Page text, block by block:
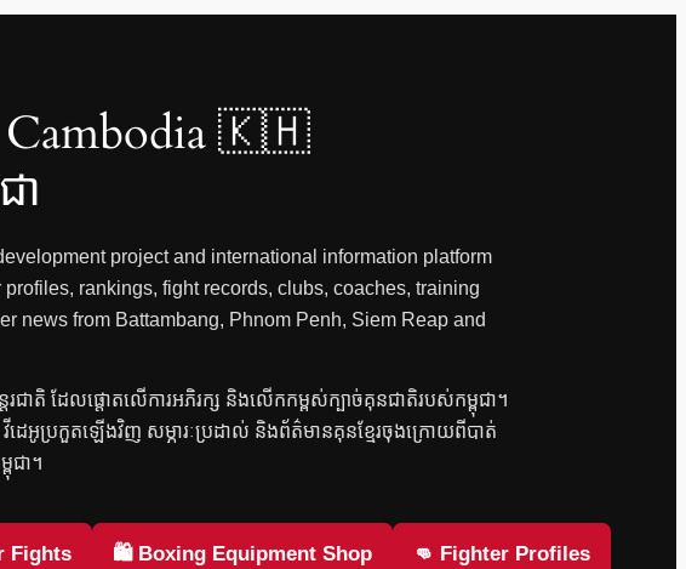
Cambodia 🇰🇭
ា
project and international information platform
rankings, fight records, clubs, coaches, training
news from Battambang, Phnom Penh, Siem Reap and
តរជាតិ ដែលផ្តោតលើការអភិរក្ស និងលើកកម្ពស់ក្បាច់គុនជាតិរបស់កម្ពុជា។
វីដេអូប្រកួតឡើងវិញ សម្ភារៈប្រដាល់ និងព័ត៌មានគុនខ្មែរចុងក្រោយពីបាត់
ជា។
Fights
🛍 Boxing Equipment Shop
👊 Fighter Profiles